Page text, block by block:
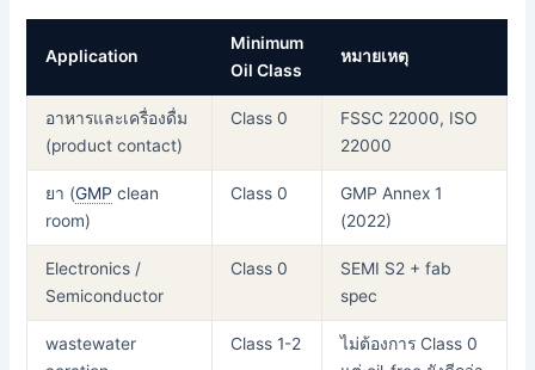
Application
Minimum
Oil Class
หมายเหตุ
อาหารและเครื่องดื่ม
(product contact)
Class 0
FSSC 22000, ISO
22000
ยา (GMP clean
room)
Class 0
GMP Annex 1
(2022)
Electronics /
Semiconductor
Class 0
SEMI S2 + fab
spec
wastewater
Class 1-2
ไม่ต้องการ Class 0